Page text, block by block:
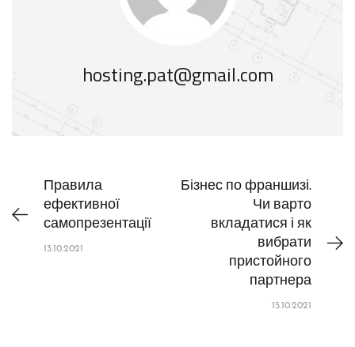
hosting.pat@gmail.com
Правила
ефективної
самопрезентації
13.10.2021
Бізнес по франшизі.
Чи варто
вкладатися і як
вибрати
пристойного
партнера
15.10.2021